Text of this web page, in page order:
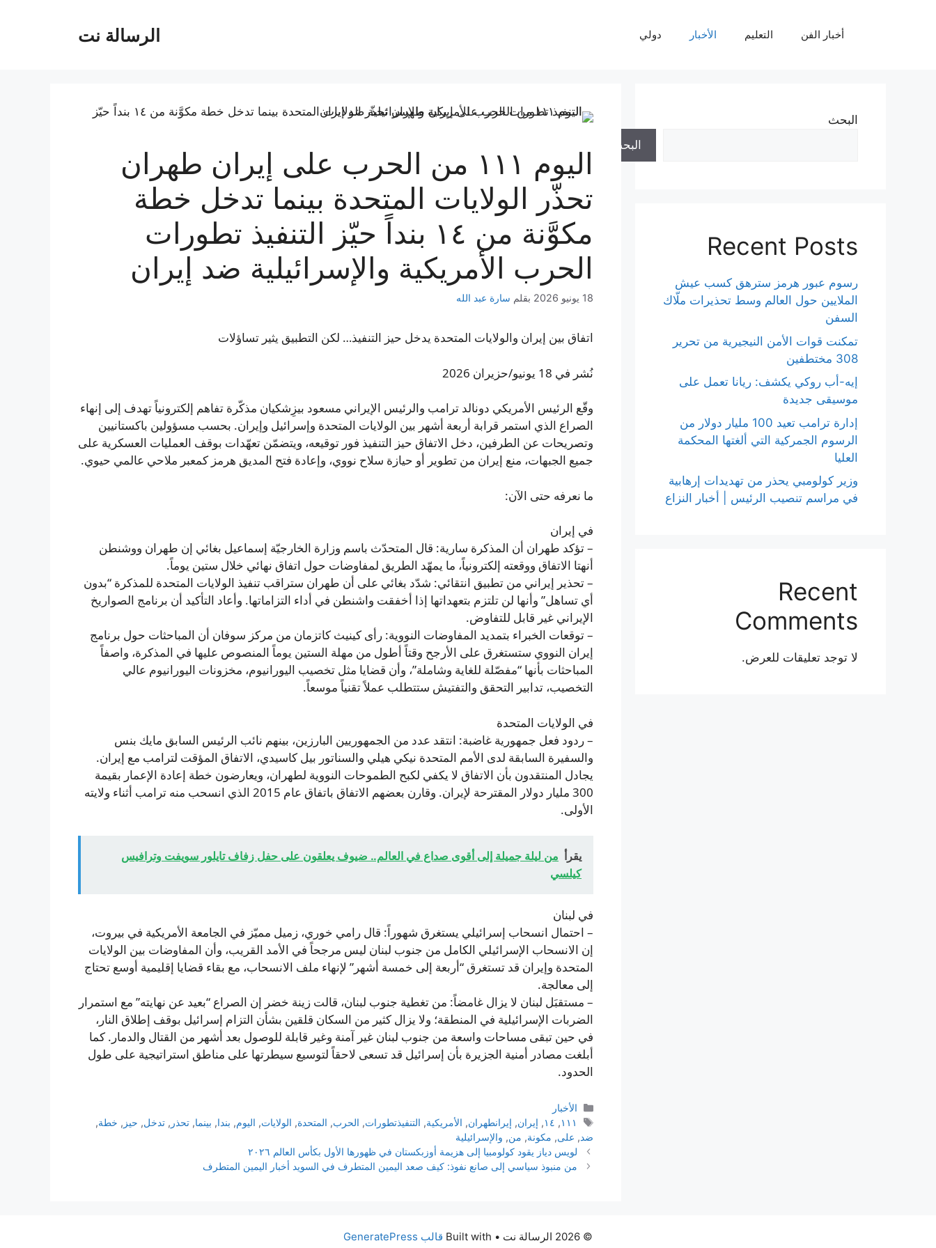
الرسالة نت أخبار الفن التعليم الأخبار دولي
اليوم ١١١ من الحرب على إيران طهران
تحذّر الولايات المتحدة بينما تدخل خطة
مكوَّنة من ١٤ بنداً حيّز التنفيذ تطورات
الحرب الأمريكية والإسرائيلية ضد إيران
18 يونيو 2026 بقلم سارة عبد الله
اتفاق بين إيران والولايات المتحدة يدخل حيز التنفيذ… لكن التطبيق يثير تساؤلات
نُشر في 18 يونيو/حزيران 2026
وقّع الرئيس الأمريكي دونالد ترامب والرئيس الإيراني مسعود بيزِشكيان مذكّرة تفاهم إلكترونياً تهدف إلى إنهاء
الصراع الذي استمر قرابة أربعة أشهر بين الولايات المتحدة وإسرائيل وإيران. بحسب مسؤولين باكستانيين
وتصريحات عن الطرفين، دخل الاتفاق حيز التنفيذ فور توقيعه، ويتضمّن تعهّدات بوقف العمليات العسكرية على
جميع الجبهات، منع إيران من تطوير أو حيازة سلاح نووي، وإعادة فتح المدیق هرمز كمعبر ملاحي عالمي حيوي.
ما نعرفه حتى الآن:
في إيران
– تؤكد طهران أن المذكرة سارية: قال المتحدّث باسم وزارة الخارجيّة إسماعيل بغائي إن طهران ووشنطن
أنهتا الاتفاق ووقعته إلكترونياً، ما يمهّد الطريق لمفاوضات حول اتفاق نهائي خلال ستين يوماً.
– تحذير إيراني من تطبيق انتقائي: شدّد بغائي على أن طهران ستراقب تنفيذ الولايات المتحدة للمذكرة “بدون
أي تساهل” وأنها لن تلتزم بتعهداتها إذا أخفقت واشنطن في أداء التزاماتها. وأعاد التأكيد أن برنامج الصواريخ
الإيراني غير قابل للتفاوض.
– توقعات الخبراء بتمديد المفاوضات النووية: رأى كينيث كاتزمان من مركز سوفان أن المباحثات حول برنامج
إيران النووي ستستغرق على الأرجح وقتاً أطول من مهلة الستين يوماً المنصوص عليها في المذكرة، واصفاً
المباحثات بأنها “مفصّلة للغاية وشاملة”، وأن قضايا مثل تخصيب اليورانيوم، مخزونات اليورانيوم عالي
التخصيب، تدابير التحقق والتفتيش ستتطلب عملاً تقنياً موسعاً.
في الولايات المتحدة
– ردود فعل جمهورية غاضبة: انتقد عدد من الجمهوريين البارزين، بينهم نائب الرئيس السابق مايك بنس
والسفيرة السابقة لدى الأمم المتحدة نيكي هيلي والسناتور بيل كاسيدي، الاتفاق المؤقت لترامب مع إيران.
يجادل المنتقدون بأن الاتفاق لا يكفي لكبح الطموحات النووية لطهران، ويعارضون خطة إعادة الإعمار بقيمة
300 مليار دولار المقترحة لإيران. وقارن بعضهم الاتفاق باتفاق عام 2015 الذي انسحب منه ترامب أثناء ولايته
الأولى.
يقرأ من ليلة جميلة إلى أقوى صداع في العالم.. ضيوف يعلقون على حفل زفاف تايلور سويفت وترافيس
كيلسي
في لبنان
– احتمال انسحاب إسرائيلي يستغرق شهوراً: قال رامي خوري، زميل مميّز في الجامعة الأمريكية في بيروت،
إن الانسحاب الإسرائيلي الكامل من جنوب لبنان ليس مرجحاً في الأمد القريب، وأن المفاوضات بين الولايات
المتحدة وإيران قد تستغرق “أربعة إلى خمسة أشهر” لإنهاء ملف الانسحاب، مع بقاء قضايا إقليمية أوسع تحتاج
إلى معالجة.
– مستقبَل لبنان لا يزال غامضاً: من تغطية جنوب لبنان، قالت زينة خضر إن الصراع “بعيد عن نهايته” مع استمرار
الضربات الإسرائيلية في المنطقة؛ ولا يزال كثير من السكان قلقين بشأن التزام إسرائيل بوقف إطلاق النار،
في حين تبقى مساحات واسعة من جنوب لبنان غير آمنة وغير قابلة للوصول بعد أشهر من القتال والدمار. كما
أبلغت مصادر أمنية الجزيرة بأن إسرائيل قد تسعى لاحقاً لتوسيع سيطرتها على مناطق استراتيجية على طول
الحدود.
التصنيفات
الأخبار
الوسوم
١١١, ١٤, إيران, إيرانطهران, الأمريكية, التنفيذتطورات, الحرب, المتحدة, الولايات, اليوم, بندا, بينما,تحذر ,تدخل, حيز , خطة,
ضد, على, مكونة, من, والإسرائيلية
لويس دياز يقود كولومبيا إلى هزيمة أوزبكستان في ظهورها الأول بكأس العالم ٢٠٢٦
من منبوذ سياسي إلى صانع نفوذ: كيف صعد اليمين المتطرف في السويد أخبار اليمين المتطرف
البحث
البحث
Recent Posts
رسوم عبور هرمز سترهق كسب عيش
الملايين حول العالم وسط تحذيرات ملّاك
السفن
تمكنت قوات الأمن النيجيرية من تحرير
308 مختطفين
إيه-أب روكي يكشف: ريانا تعمل على
موسيقى جديدة
إدارة ترامب تعيد 100 مليار دولار من
الرسوم الجمركية التي ألغتها المحكمة
العليا
وزير كولومبي يحذر من تهديدات إرهابية
في مراسم تنصيب الرئيس | أخبار النزاع
Recent
Comments
لا توجد تعليقات للعرض.
© 2026 الرسالة نت • Built with قالب GeneratePress